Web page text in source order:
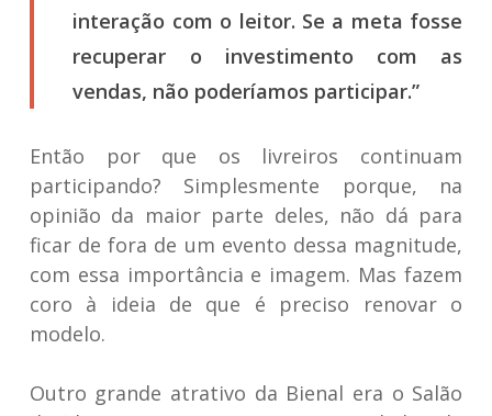
interação com o leitor. Se a meta fosse
recuperar o investimento com as
vendas, não poderíamos participar.”
Então por que os livreiros continuam
participando? Simplesmente porque, na
opinião da maior parte deles, não dá para
ficar de fora de um evento dessa magnitude,
com essa importância e imagem. Mas fazem
coro à ideia de que é preciso renovar o
modelo.
Outro grande atrativo da Bienal era o Salão